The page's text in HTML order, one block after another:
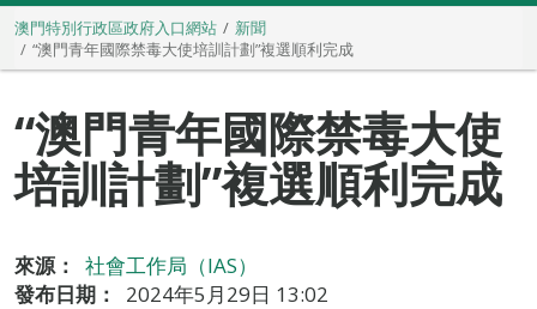
澳門特別行政區政府入口網站
新聞
“澳門青年國際禁毒大使培訓計劃”複選順利完成
“澳門青年國際禁毒大使
培訓計劃”複選順利完成
來源：
社會工作局（IAS）
發布日期：
2024年5月29日 13:02